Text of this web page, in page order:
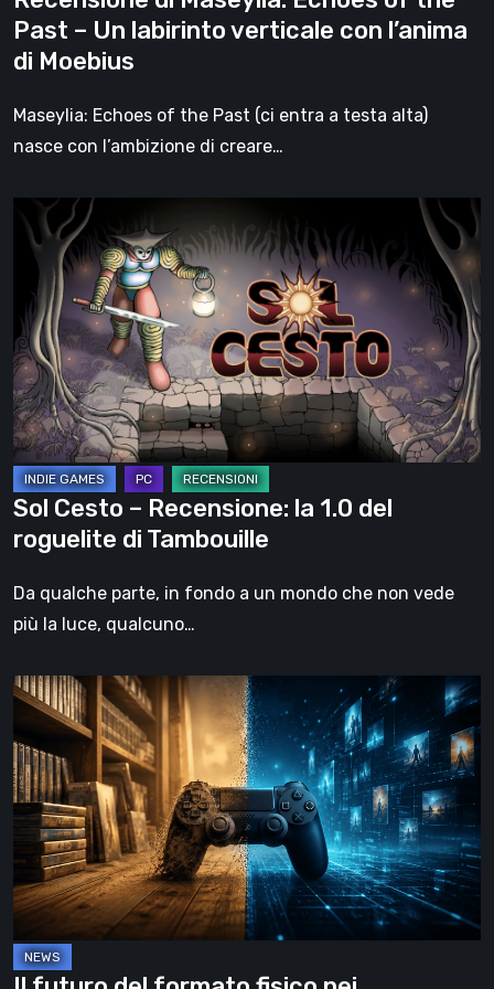
verticale
con
l’anima
di
Past – Un labirinto verticale con l’anima
di Moebius
Maseylia: Echoes of the Past (ci entra a testa alta)
nasce con l’ambizione di creare…
Cesto
Recensione:
la
1.0
del
roguelite
di
Tambouille
Sol Cesto – Recensione: la 1.0 del
roguelite di Tambouille
Da qualche parte, in fondo a un mondo che non vede
più la luce, qualcuno…
Il
futuro
del
formato
fisico
videogiochi